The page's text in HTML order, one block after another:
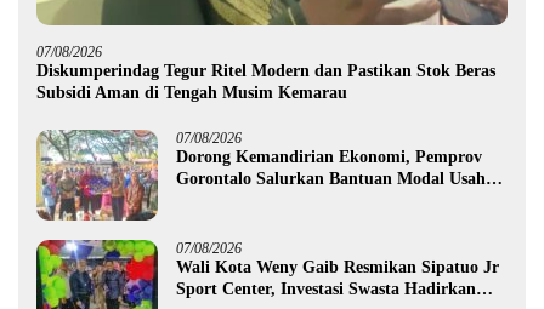
07/08/2026
Diskumperindag Tegur Ritel Modern dan Pastikan Stok Beras
Subsidi Aman di Tengah Musim Kemarau
07/08/2026
Dorong Kemandirian Ekonomi, Pemprov
Gorontalo Salurkan Bantuan Modal Usaha
07/08/2026
Wali Kota Weny Gaib Resmikan Sipatuo Jr
Sport Center, Investasi Swasta Hadirkan